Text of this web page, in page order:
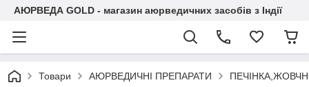
АЮРВЕДА GOLD - магазин аюрведичних засобів з Індії
Товари АЮРВЕДИЧНІ ПРЕПАРАТИ